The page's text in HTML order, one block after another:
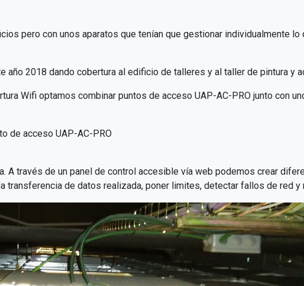
pero con unos aparatos que tenían que gestionar individualmente
2018 dando cobertura al edificio de talleres y al taller de pintura y
Wifi optamos combinar puntos de acceso UAP-AC-PRO junto con
de acceso UAP-AC-PRO
A través de un panel de control accesible vía web podemos crear
transferencia de datos realizada, poner limites, detectar fallos de red y